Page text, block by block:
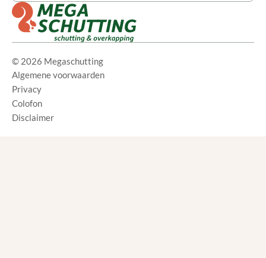
© 2026 Megaschutting
Algemene voorwaarden
Privacy
Colofon
Disclaimer